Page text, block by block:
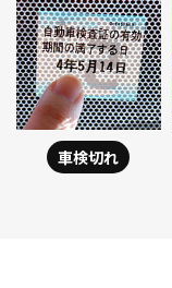
車検切れ